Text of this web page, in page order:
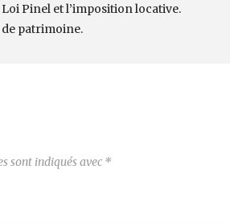
Pinel et l’imposition locative.
patrimoine.
sont indiqués avec *